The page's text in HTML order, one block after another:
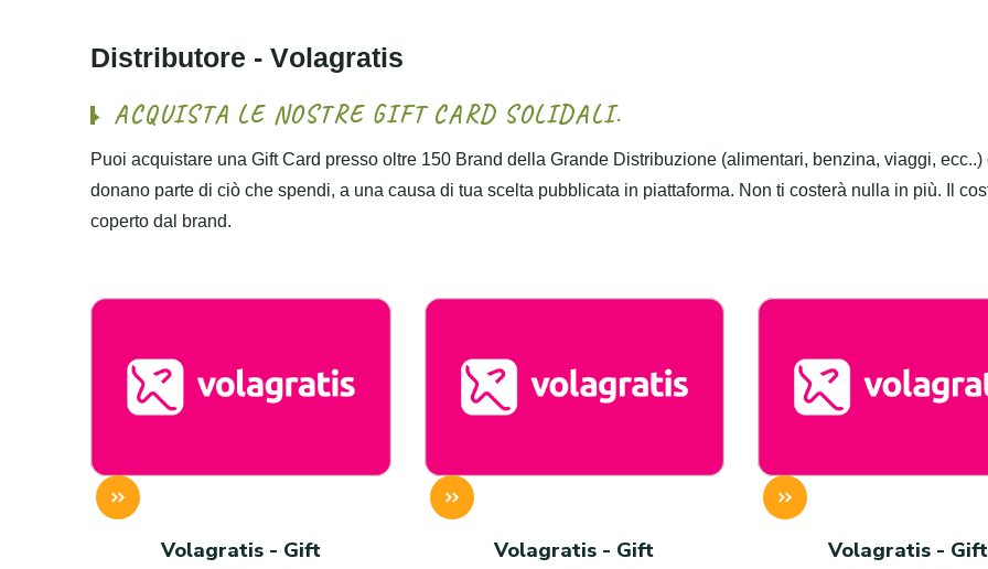
Distributore - Volagratis
ACQUISTA LE NOSTRE GIFT CARD SOLIDALI.
Puoi acquistare una Gift Card presso oltre 150 Brand della Grande Distribuzione (alimentari, benzina, viaggi, ecc..)
donano parte di ciò che spendi, a una causa di tua scelta pubblicata in piattaforma. Non ti costerà nulla in più. Il
coperto dal brand.
Volagratis - Gift
Volagratis - Gift
Volagratis - Gift